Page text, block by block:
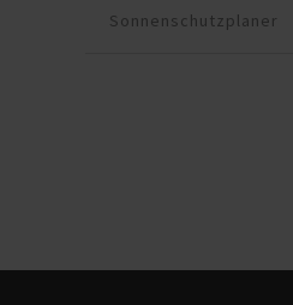
Sonnenschutzplaner